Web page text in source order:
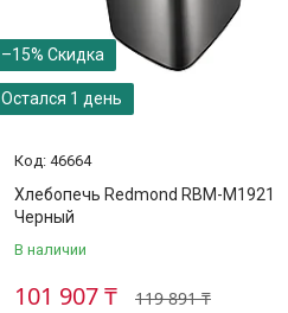
–15%
Остался 1 день
46664
Хлебопечь Redmond RBM-M1921
Черный
В наличии
119 891 ₸
101 907 ₸